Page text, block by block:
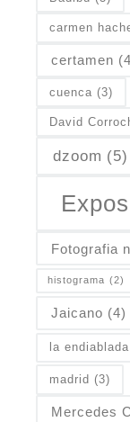
carmen
certamen
cuenca (3)
David
dzoom (5)
Fotografia
histograma (2)
Jaicano (4)
la endiablada
madrid (3)
Mercedes